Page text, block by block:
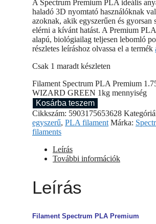
A Spectrum Premium PLA ideális
haladó 3D nyomtató használóknak
azoknak, akik egyszerűen és gyorsan
elérni a kívánt hatást. A Premium
alapú, biológiailag teljesen lebomló
részletes leíráshoz olvassa el a termék
Csak 1 maradt készleten
Filament Spectrum PLA Premium
WIZARD GREEN 1kg mennyiség
Kosárba teszem
Cikkszám: 5903175653628
egyszerű, PLA filament Márka:
filaments
Leírás
További információk
Leírás
Filament Spectrum PLA Premium